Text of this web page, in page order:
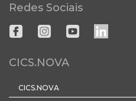
Redes Sociais
CICS.NOVA
CICS.NOVA